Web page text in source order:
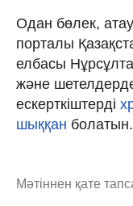
Одан бөлек,
порталы
елбасы
және
ескерткіштерді
шыққан болатын.
Мәтіннен қате